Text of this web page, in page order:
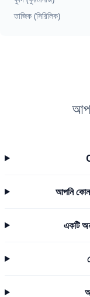
তাজিক (সিরিলিক)
আপনি কোন
একটি